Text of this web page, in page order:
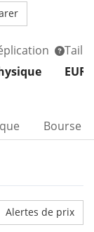
EUR
Bourse
Alertes de prix